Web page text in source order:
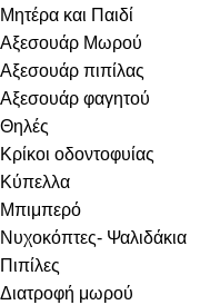
Μητέρα και Παιδί
Αξεσουάρ Μωρού
Αξεσουάρ πιπίλας
Αξεσουάρ φαγητού
Θηλές
Κρίκοι οδοντοφυίας
Κύπελλα
Μπιμπερό
Νυχοκόπτες- Ψαλιδάκια
Πιπίλες
Διατροφή μωρού